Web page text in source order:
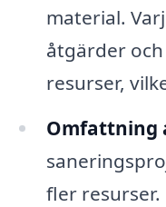
material.
åtgärder
resurser,
Omfattning
fler resurser.